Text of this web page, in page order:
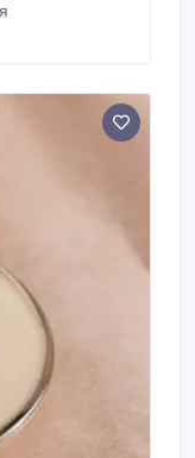
импорт